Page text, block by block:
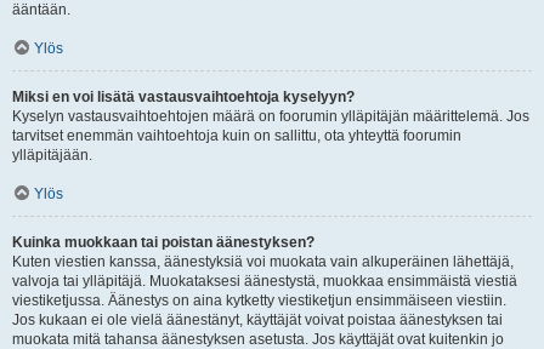
ääntään.
Ylös
Miksi en voi lisätä vastausvaihtoehtoja kyselyyn?
Kyselyn vastausvaihtoehtojen määrä on foorumin ylläpitäjän määrittelemä. Jos
tarvitset enemmän vaihtoehtoja kuin on sallittu, ota yhteyttä foorumin
ylläpitäjään.
Ylös
Kuinka muokkaan tai poistan äänestyksen?
Kuten viestien kanssa, äänestyksiä voi muokata vain alkuperäinen lähettäjä,
valvoja tai ylläpitäjä. Muokataksesi äänestystä, muokkaa ensimmäistä viestiä
viestiketjussa. Äänestys on aina kytketty viestiketjun ensimmäiseen viestiin.
Jos kukaan ei ole vielä äänestänyt, käyttäjät voivat poistaa äänestyksen tai
muokata mitä tahansa äänestyksen asetusta. Jos käyttäjät ovat kuitenkin jo